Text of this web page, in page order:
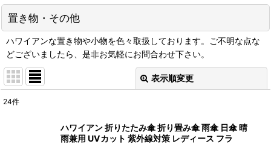
置き物・その他
ハワイアンな置き物や小物を色々取扱しております。ご不明な点な
どございましたら、是非お気軽にお問合わせ下さい。
表示順変更
24件
ハワイアン 折りたたみ傘 折り畳み傘 雨傘 日傘 晴
雨兼用 UVカット 紫外線対策 レディース フラ